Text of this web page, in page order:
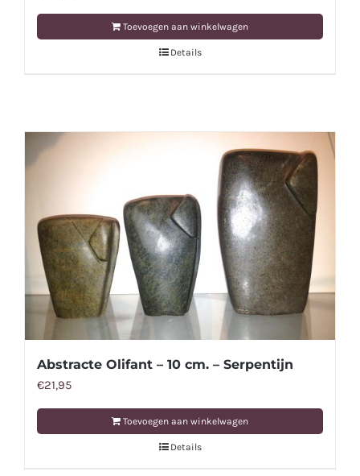
Toevoegen aan winkelwagen
Details
Abstracte Olifant – 10 cm. – Serpentijn
€21,95
Toevoegen aan winkelwagen
Details